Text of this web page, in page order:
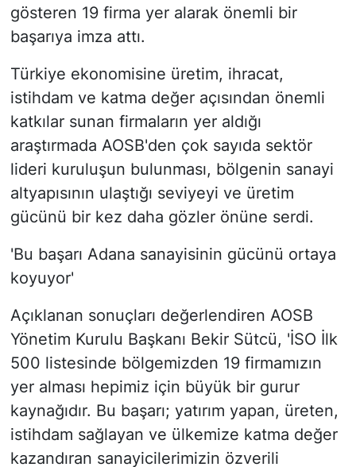
gösteren 19 firma yer alarak önemli bir
başarıya imza attı.
Türkiye ekonomisine üretim, ihracat,
istihdam ve katma değer açısından önemli
katkılar sunan firmaların yer aldığı
araştırmada AOSB'den çok sayıda sektör
lideri kuruluşun bulunması, bölgenin sanayi
altyapısının ulaştığı seviyeyi ve üretim
gücünü bir kez daha gözler önüne serdi.
'Bu başarı Adana sanayisinin gücünü ortaya
koyuyor'
Açıklanan sonuçları değerlendiren AOSB
Yönetim Kurulu Başkanı Bekir Sütcü, 'İSO İlk
500 listesinde bölgemizden 19 firmamızın
yer alması hepimiz için büyük bir gurur
kaynağıdır. Bu başarı; yatırım yapan, üreten,
istihdam sağlayan ve ülkemize katma değer
kazandıran sanayicilerimizin özverili